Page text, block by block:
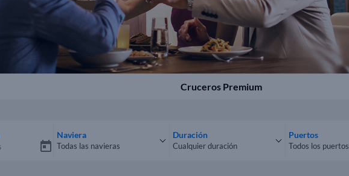
Cruceros Premium
Naviera
Todas las navieras
Duración
Cualquier duración
Puertos
Todos los puertos